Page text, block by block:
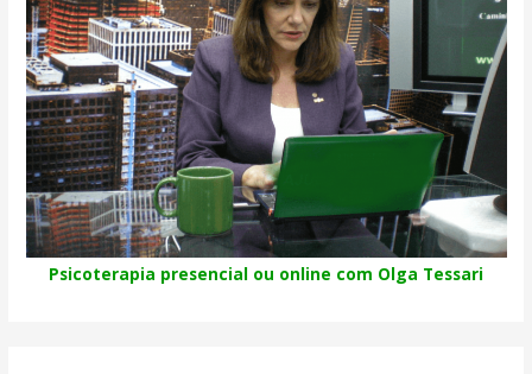
Psicoterapia presencial ou online com Olga Tessari